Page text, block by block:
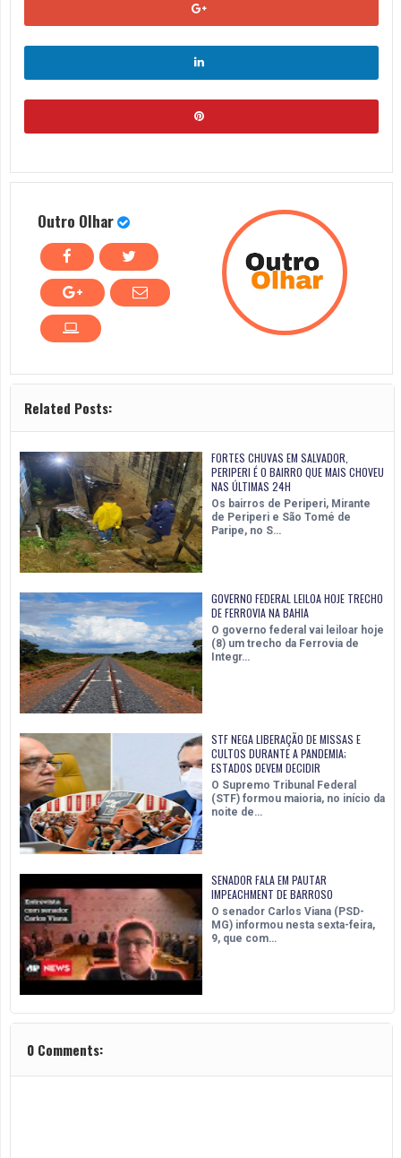
Outro Olhar
Related Posts:
FORTES CHUVAS EM SALVADOR,
PERIPERI É O BAIRRO QUE MAIS CHOVEU
NAS ÚLTIMAS 24H
Os bairros de Periperi, Mirante
de Periperi e São Tomé de
Paripe, no S…
GOVERNO FEDERAL LEILOA HOJE TRECHO
DE FERROVIA NA BAHIA
O governo federal vai leiloar hoje
(8) um trecho da Ferrovia de
Integr…
STF NEGA LIBERAÇÃO DE MISSAS E
CULTOS DURANTE A PANDEMIA;
ESTADOS DEVEM DECIDIR
O Supremo Tribunal Federal
(STF) formou maioria, no início da
noite de…
SENADOR FALA EM PAUTAR
IMPEACHMENT DE BARROSO
O senador Carlos Viana (PSD-
MG) informou nesta sexta-feira,
9, que com…
0 Comments: